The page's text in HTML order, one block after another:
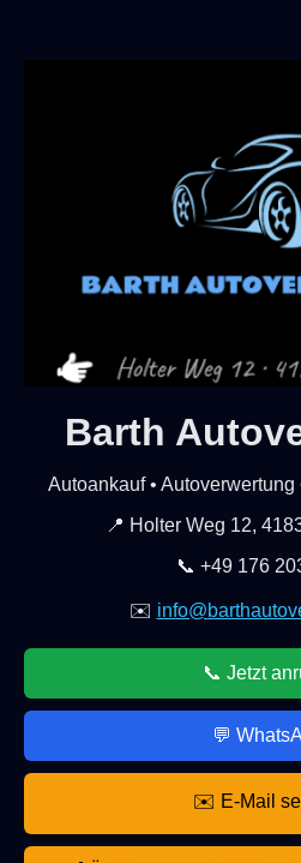
Barth
Autoankauf •
📍 Holter Weg 12,
📞 +49 176
✉️
📞 Jetzt
💬
✉️ E-Mail